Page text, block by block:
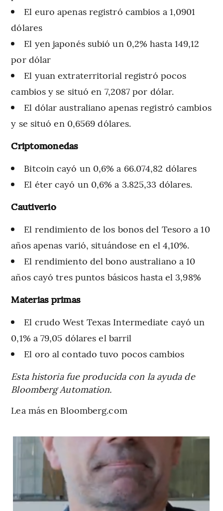
El euro apenas registró cambios a 1,0901
dólares
El yen japonés subió un 0,2% hasta 149,12
por dólar
El yuan extraterritorial registró pocos
cambios y se situó en 7,2087 por dólar.
El dólar australiano apenas registró cambios
y se situó en 0,6569 dólares.
Criptomonedas
Bitcoin cayó un 0,6% a 66.074,82 dólares
El éter cayó un 0,6% a 3.825,33 dólares.
Cautiverio
El rendimiento de los bonos del Tesoro a 10
años apenas varió, situándose en el 4,10%.
El rendimiento del bono australiano a 10
años cayó tres puntos básicos hasta el 3,98%
Materias primas
El crudo West Texas Intermediate cayó un
0,1% a 79,05 dólares el barril
El oro al contado tuvo pocos cambios
Esta historia fue producida con la ayuda de
Bloomberg Automation.
Lea más en Bloomberg.com